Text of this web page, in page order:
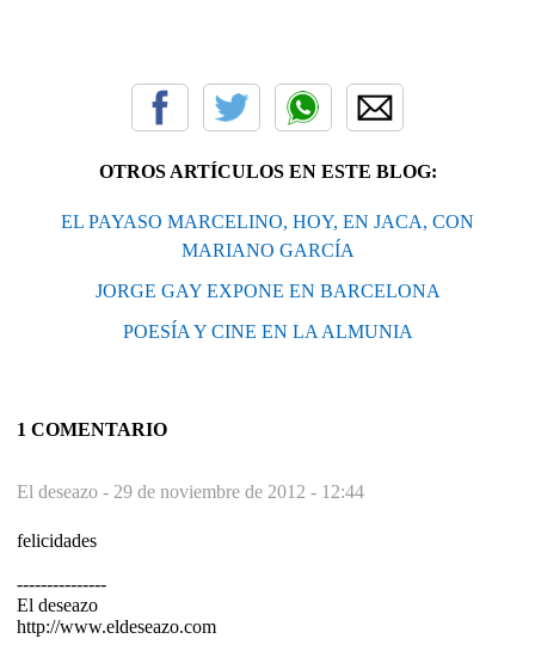
OTROS ARTÍCULOS EN ESTE BLOG:
EL PAYASO MARCELINO, HOY, EN JACA, CON
MARIANO GARCÍA
JORGE GAY EXPONE EN BARCELONA
POESÍA Y CINE EN LA ALMUNIA
1 COMENTARIO
El deseazo - 29 de noviembre de 2012 - 12:44
felicidades
---------------
El deseazo
http://www.eldeseazo.com